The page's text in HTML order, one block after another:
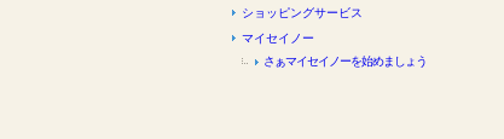
ショッピングサービス
マイセイノー
さぁマイセイノーを始めましょう